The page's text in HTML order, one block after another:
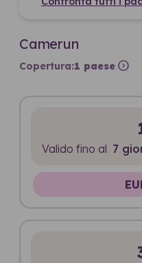
Camerun
Copertura:1 paese expand_circle_right
Valido fino al 7